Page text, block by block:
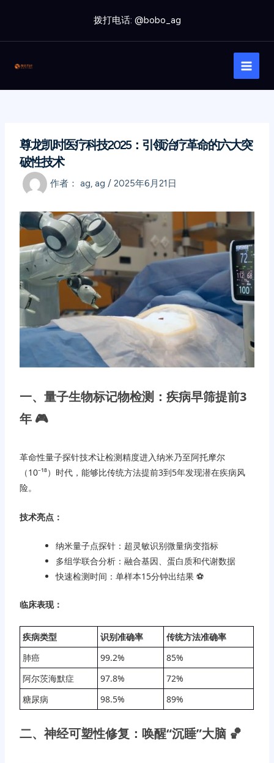
内
拨打电话: @bobo_ag
Main
Menu
尊龙凯时医疗科技2025：引领治疗革命的六大突
破性技术
作者： ag, ag /2025年6月21日
一、量子生物标记物检测：疾病早筛提前3
年 🎮
革命性量子探针技术让检测精度进入纳米乃至阿托摩尔
（10⁻¹⁸）时代，能够比传统方法提前3到5年发现潜在疾病风
险。
技术亮点：
纳米量子点探针：超灵敏识别微量病变指标
多组学联合分析：融合基因、蛋白质和代谢数据
快速检测时间：单样本15分钟出结果 ⚽️
临床表现：
疾病类型 识别准确率
传统方法准确率
肺癌
99.2%
85%
阿尔茨海默症
97.8%
72%
糖尿病
98.5% 89%
二、神经可塑性修复：唤醒“沉睡”大脑 🏀